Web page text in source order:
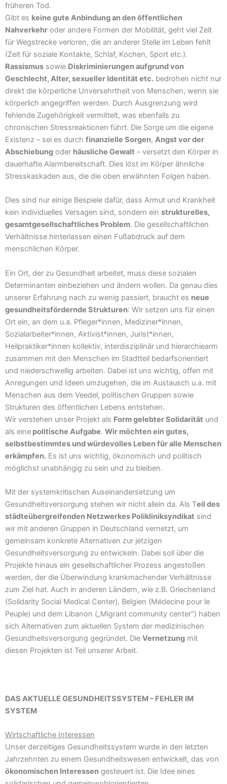
früheren Tod.
Gibt es keine gute Anbindung an den öffentlichen
Nahverkehr oder andere Formen der Mobilität, geht viel Zeit
für Wegstrecke verloren, die an anderer Stelle im Leben fehlt
(Zeit für soziale Kontakte, Schlaf, Kochen, Sport etc.).
Rassismus sowie Diskriminierungen aufgrund von
Geschlecht, Alter, sexueller Identität etc. bedrohen nicht nur
direkt die körperliche Unversehrtheit von Menschen, wenn sie
körperlich angegriffen werden. Durch Ausgrenzung wird
fehlende Zugehörigkeit vermittelt, was ebenfalls zu
chronischen Stressreaktionen führt. Die Sorge um die eigene
Existenz – sei es durch finanzielle Sorgen, Angst vor der
Abschiebung oder häusliche Gewalt – versetzt den Körper in
dauerhafte Alarmbereitschaft. Dies löst im Körper ähnliche
Stresskaskaden aus, die die oben erwähnten Folgen haben.
Dies sind nur einige Bespiele dafür, dass Armut und Krankheit
kein individuelles Versagen sind, sondern ein strukturelles,
gesamtgesellschaftliches Problem. Die gesellschaftlichen
Verhältnisse hinterlassen einen Fußabdruck auf dem
menschlichen Körper.
Ein Ort, der zu Gesundheit arbeitet, muss diese sozialen
Determinanten einbeziehen und ändern wollen. Da genau dies
unserer Erfahrung nach zu wenig passiert, braucht es neue
gesundheitsfördernde Strukturen: Wir setzen uns für einen
Ort ein, an dem u.a. Pfleger*innen, Mediziner*innen,
Sozialarbeiter*innen, Aktivist*innen, Jurist*innen,
Heilpraktiker*innen kollektiv, interdisziplinär und hierarchiearm
zusammen mit den Menschen im Stadtteil bedarfsorientiert
und niederschwellig arbeiten. Dabei ist uns wichtig, offen mit
Anregungen und Ideen umzugehen, die im Austausch u.a. mit
Menschen aus dem Veedel, politischen Gruppen sowie
Strukturen des öffentlichen Lebens entstehen.
Wir verstehen unser Projekt als Form gelebter Solidarität und
als eine politische Aufgabe. Wir möchten ein gutes,
selbstbestimmtes und würdevolles Leben für alle Menschen
erkämpfen. Es ist uns wichtig, ökonomisch und politisch
möglichst unabhängig zu sein und zu bleiben.
Mit der systemkritischen Auseinandersetzung um
Gesundheitsversorgung stehen wir nicht allein da. Als Teil des
städteübergreifenden Netzwerkes Polikliniksyndikat sind
wir mit anderen Gruppen in Deutschland vernetzt, um
gemeinsam konkrete Alternativen zur jetzigen
Gesundheitsversorgung zu entwickeln. Dabei soll über die
Projekte hinaus ein gesellschaftlicher Prozess angestoßen
werden, der die Überwindung krankmachender Verhältnisse
zum Ziel hat. Auch in anderen Ländern, wie z.B. Griechenland
(Solidarity Social Medical Center), Belgien (Médecine pour le
Peuple) und dem Libanon („Migrant community center“) haben
sich Alternativen zum aktuellen System der medizinischen
Gesundheitsversorgung gegründet. Die Vernetzung mit
diesen Projekten ist Teil unserer Arbeit.
DAS AKTUELLE GESUNDHEITSSYSTEM – FEHLER IM
SYSTEM
Wirtschaftliche Interessen
Unser derzeitiges Gesundheitssystem wurde in den letzten
Jahrzehnten zu einem Gesundheitswesen entwickelt, das von
ökonomischen Interessen gesteuert ist. Die Idee eines